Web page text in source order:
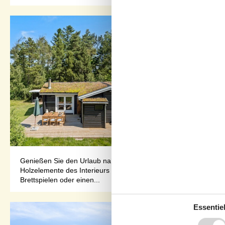
Genießen Sie den Urlaub nahe der Natur in diesem
Holzelemente des Interieurs machen einen stimmungsvollen
Brettspielen oder einen...